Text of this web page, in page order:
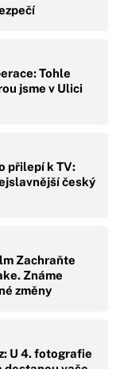
Tohle
jsme v Ulici
přilepí k TV:
český
Zachraňte
Známe
změny
U 4. fotografie